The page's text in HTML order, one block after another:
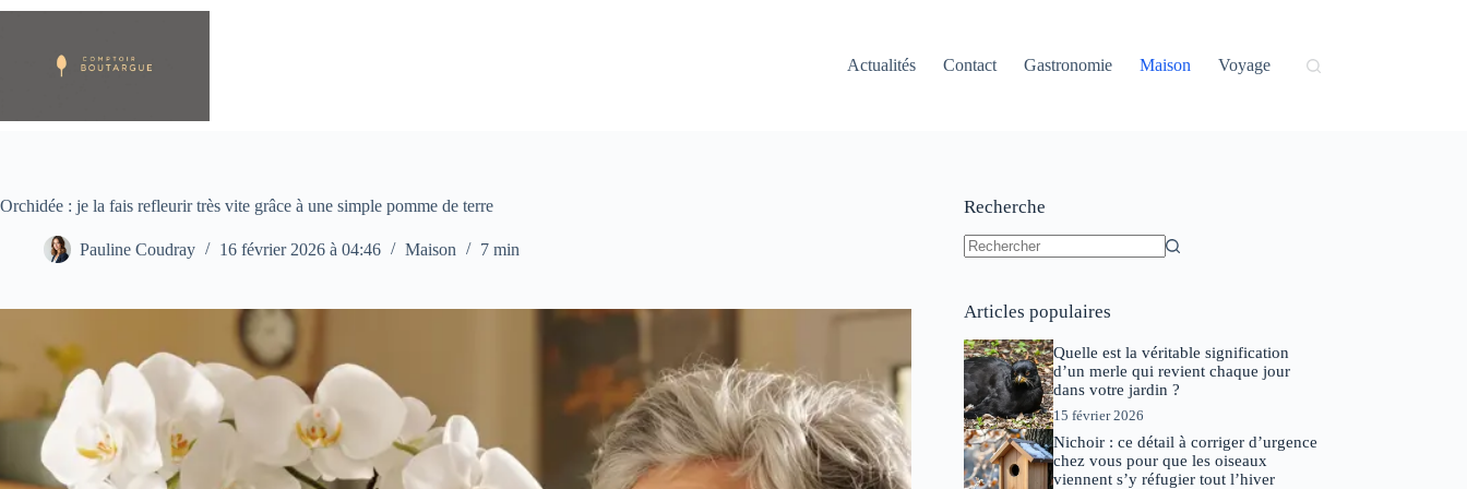
Passer
Actualités
Contact Gastronomie Maison Voyage
Orchidée : je la fais refleurir très vite grâce à une simple pomme de terre
Pauline Coudray 16 février 2026 à 04:46 Maison 7 min
Recherche
Articles populaires
Quelle est la véritable signification
d’un merle qui revient chaque jour
dans votre jardin ?
15 février 2026
Nichoir : ce détail à corriger d’urgence
chez vous pour que les oiseaux
viennent s’y réfugier tout l’hiver